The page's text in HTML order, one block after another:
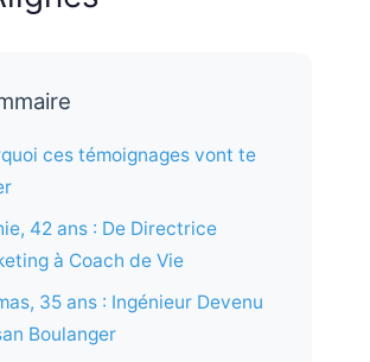
ces témoignages vont te
42 ans : De Directrice
à Coach de Vie
35 ans : Ingénieur Devenu
Boulanger